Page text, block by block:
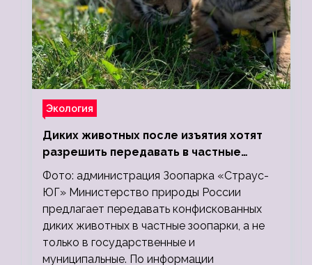
Экология
Диких животных после изъятия хотят
разрешить передавать в частные
зоопарки
Фото: администрация Зоопарка «Страус-
ЮГ» Министерство природы России
предлагает передавать конфискованных
диких животных в частные зоопарки, а не
только в государственные и
муниципальные. По информации